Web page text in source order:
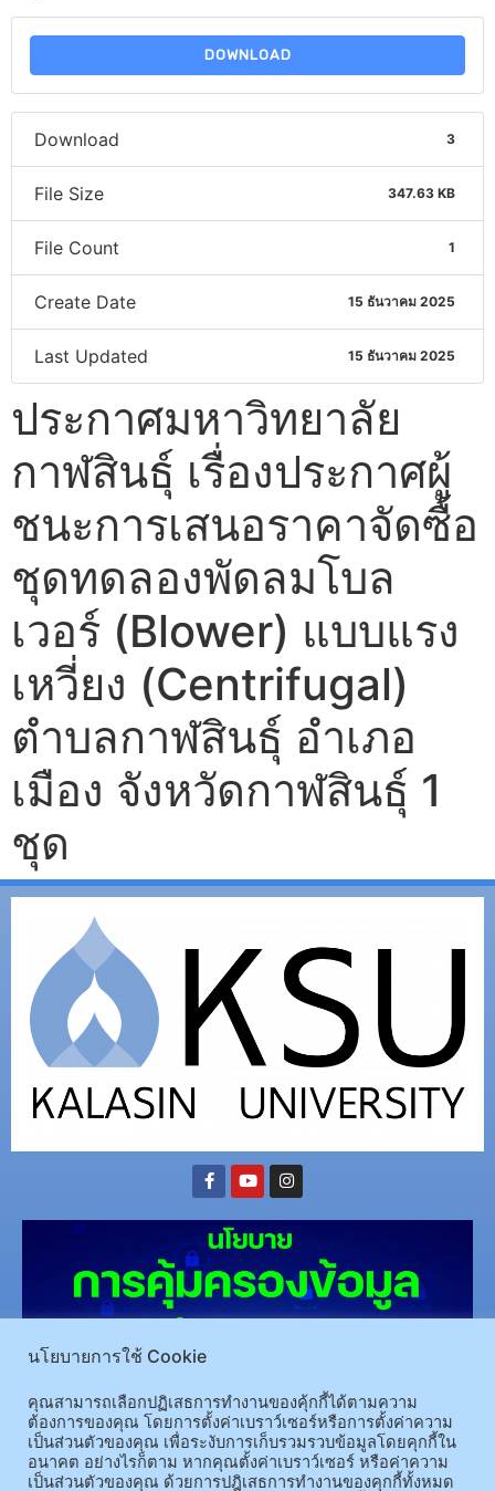
DOWNLOAD
Download 3
File Size 347.63 KB
File Count 1
Create Date 15 ธันวาคม 2025
Last Updated 15 ธันวาคม 2025
ประกาศมหาวิทยาลัย
กาฬสินธุ์ เรื่องประกาศผู้
ชนะการเสนอราคาจัดซื้อ
ชุดทดลองพัดลมโบล
เวอร์ (Blower) แบบแรง
เหวี่ยง (Centrifugal)
ตำบลกาฬสินธุ์ อำเภอ
เมือง จังหวัดกาฬสินธุ์ 1
ชุด
(อ.นามน)13 หมู่ 14 ต.สงเปลือย อ.นามน จ.กาฬสินธุ์ 46230โทรศัพท์ : 043-602-055 โทรสาร :
043-602-044
(อ.เมือง)62/1 ถ.เกษตรสมบูรณ์ ต.กาฬสินธุ์ อ.เมือง จ.กาฬสินธุ์ 46000โทรศัพท์ 043-811128 08-
นโยบายการใช้ Cookie
คุณสามารถเลือกปฏิเสธการทำงานของคุ้กกี้ได้ตามความ
ต้องการของคุณ โดยการตั้งค่าเบราว์เซอร์หรือการตั้งค่าความ
เป็นส่วนตัวของคุณ เพื่อระงับการเก็บรวมรวบข้อมูลโดยคุกกี้ใน
อนาคต อย่างไรก็ตาม หากคุณตั้งค่าเบราว์เซอร์ หรือค่าความ
เป็นส่วนตัวของคุณ ด้วยการปฎิเสธการทำงานของคุกกี้ทั้งหมด